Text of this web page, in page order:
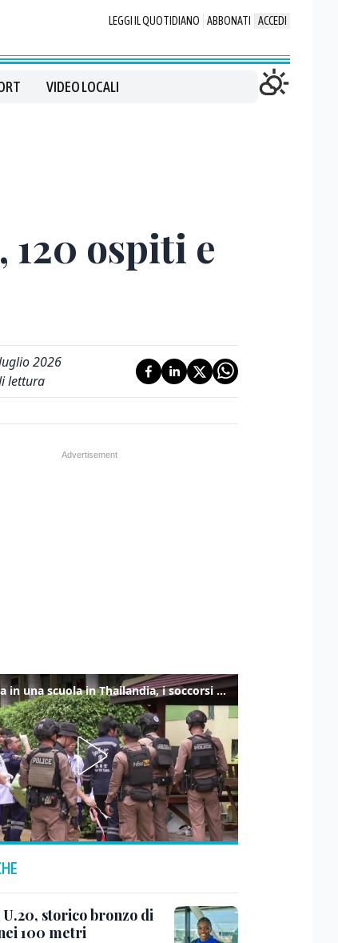
LEGGI IL QUOTIDIANO ABBONATI ACCEDI
VIDEO LOCALI
ospiti e
2026
lettura
Sparatoria in una scuola in Thailandia, i soccorsi sul posto
storico bronzo di
100 metri